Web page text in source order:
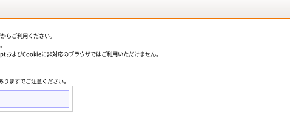
らご利用ください。
よびCookieに非対応のブラウザではご利用いただけません。
ますでご注意ください。